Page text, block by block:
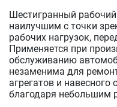
Шестигранный
наилучшим с точки
рабочих нагрузок,
Применяется при
обслуживанию
незаменима для
агрегатов и навесного
благодаря небольшим